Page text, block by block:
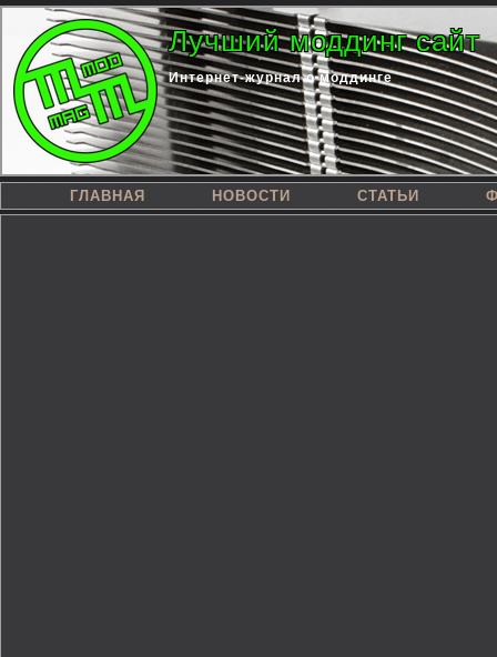
Лучший моддинг сайт
Интернет-журнал о моддинге
ГЛАВНАЯ НОВОСТИ СТАТЬИ